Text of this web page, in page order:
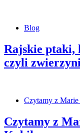
Blog
Rajskie
czyli
Czytamy z
Czytamy z